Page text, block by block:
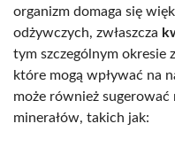
organizm domaga się
odżywczych, zwłaszcza
tym szczególnym okresie
które mogą wpływać na
może również
minerałów, takich jak: